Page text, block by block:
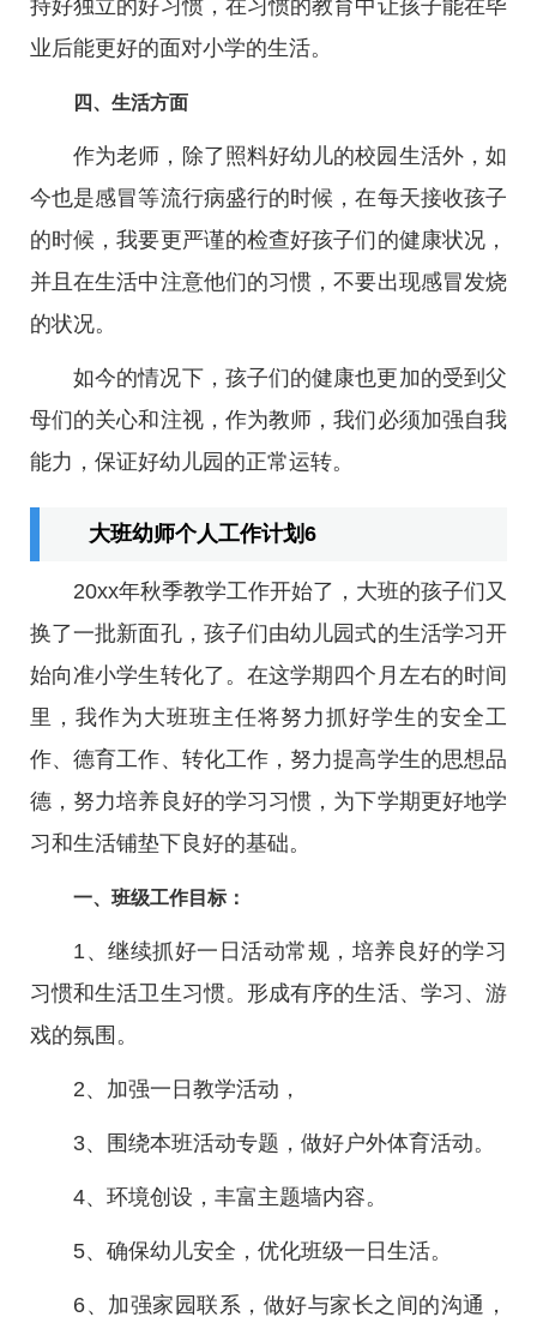
持好独立的好习惯，在习惯的教育中让孩子能在毕
业后能更好的面对小学的生活。
四、生活方面
作为老师，除了照料好幼儿的校园生活外，如
今也是感冒等流行病盛行的时候，在每天接收孩子
的时候，我要更严谨的检查好孩子们的健康状况，
并且在生活中注意他们的习惯，不要出现感冒发烧
的状况。
如今的情况下，孩子们的健康也更加的受到父
母们的关心和注视，作为教师，我们必须加强自我
能力，保证好幼儿园的正常运转。
大班幼师个人工作计划6
20xx年秋季教学工作开始了，大班的孩子们又
换了一批新面孔，孩子们由幼儿园式的生活学习开
始向准小学生转化了。在这学期四个月左右的时间
里，我作为大班班主任将努力抓好学生的安全工
作、德育工作、转化工作，努力提高学生的思想品
德，努力培养良好的学习习惯，为下学期更好地学
习和生活铺垫下良好的基础。
一、班级工作目标：
1、继续抓好一日活动常规，培养良好的学习
习惯和生活卫生习惯。形成有序的生活、学习、游
戏的氛围。
2、加强一日教学活动，
3、围绕本班活动专题，做好户外体育活动。
4、环境创设，丰富主题墙内容。
5、确保幼儿安全，优化班级一日生活。
6、加强家园联系，做好与家长之间的沟通，